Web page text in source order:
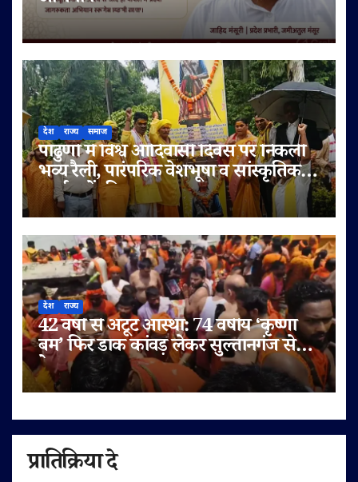
देश राज्य समाज
पांढुर्णा में विश्व आदिवासी दिवस पर निकली
भव्य रैली, पारंपरिक वेशभूषा व सांस्कृतिक
कार्यक्रमों की धूम
देश राज्य
42 वर्षों से अटूट आस्था: 74 वर्षीय ‘कृष्णा
बम’ फिर डाक कांवड़ लेकर सुल्तानगंज से
देवघर रवाना
प्रातिक्रिया दे